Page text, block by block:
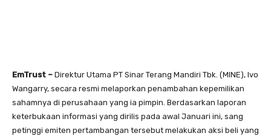
EmTrust – Direktur Utama PT Sinar Terang Mandiri Tbk. (MINE), Ivo
Wangarry, secara resmi melaporkan penambahan kepemilikan
sahamnya di perusahaan yang ia pimpin. Berdasarkan laporan
keterbukaan informasi yang dirilis pada awal Januari ini, sang
petinggi emiten pertambangan tersebut melakukan aksi beli yang